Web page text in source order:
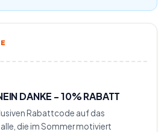
DANKE - 10% RABATT
Rabattcode auf das
die im Sommer motiviert